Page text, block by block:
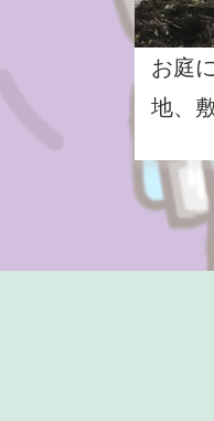
お庭
地、